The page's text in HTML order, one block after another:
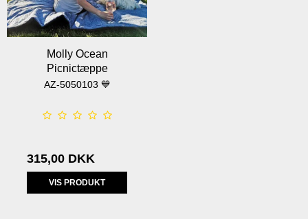
Molly Ocean
Picnictæppe
AZ-5050103 💙
315,00 DKK
VIS PRODUKT